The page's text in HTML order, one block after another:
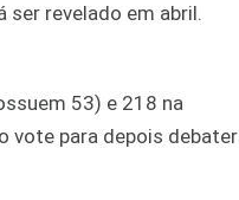
ser revelado em abril.
53) e 218 na
vote para depois debater